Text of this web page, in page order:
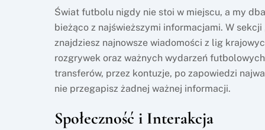
Świat futbolu nigdy nie stoi w miejscu, a my
bieżąco z najświeższymi informacjami. W
znajdziesz najnowsze wiadomości z lig
rozgrywek oraz ważnych wydarzeń
transferów, przez kontuzje, po zapowiedzi
nie przegapisz żadnej ważnej informacji.
Społeczność i Interakcja